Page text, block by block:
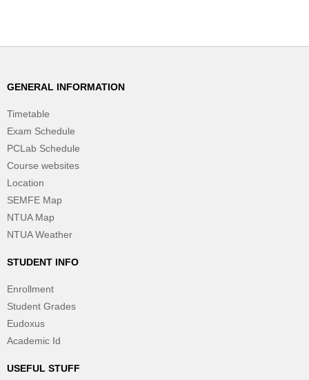
GENERAL INFORMATION
Timetable
Exam Schedule
PCLab Schedule
Course websites
Location
SEMFE Map
NTUA Map
NTUA Weather
STUDENT INFO
Enrollment
Student Grades
Eudoxus
Academic Id
USEFUL STUFF